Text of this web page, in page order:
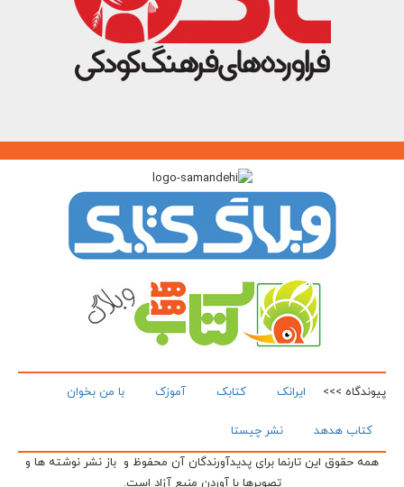
پیوندگاه >>> ایرانک کتابک آموزک با من بخوان
کتاب هدهد
نشر چیستا
همه حقوق این تارنما برای پدیدآورندگان آن محفوظ و باز نشر نوشته ها و